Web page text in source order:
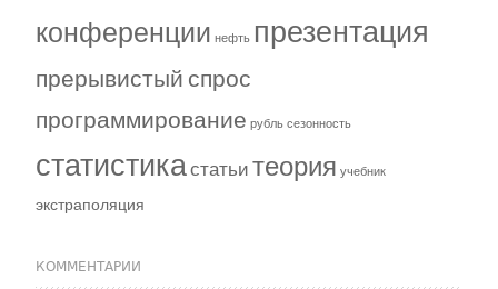
конференции нефть презентация
прерывистый спрос
программирование рубль сезонность
статистикастатьи теория учебник
экстраполяция
КОММЕНТАРИИ